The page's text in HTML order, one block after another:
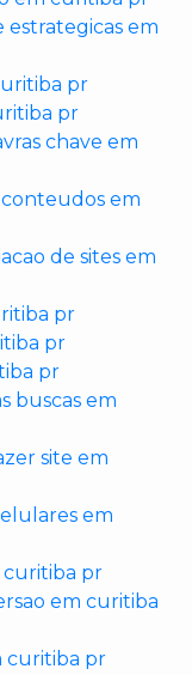
estrategicas em
pr
pr
chave em
em
de sites em
pr
pr
pr
buscas em
site em
em
curitiba pr
em curitiba
curitiba pr